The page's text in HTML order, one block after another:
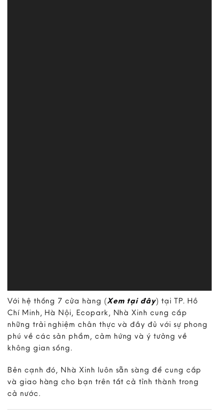
Với hệ thống 7 cửa hàng (Xem tại đây) tại TP. Hồ
Chí Minh, Hà Nội, Ecopark, Nhà Xinh cung cấp
những trải nghiệm chân thực và đầy đủ với sự phong
phú về các sản phẩm, cảm hứng và ý tưởng về
không gian sống.
Bên cạnh đó, Nhà Xinh luôn sẵn sàng để cung cấp
và giao hàng cho bạn trên tất cả tỉnh thành trong
cả nước.